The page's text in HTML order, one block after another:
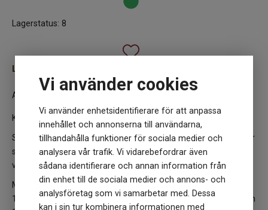
Vi använder cookies
Vi använder enhetsidentifierare för att anpassa
innehållet och annonserna till användarna,
tillhandahålla funktioner för sociala medier och
analysera vår trafik. Vi vidarebefordrar även
sådana identifierare och annan information från
din enhet till de sociala medier och annons- och
analysföretag som vi samarbetar med. Dessa
kan i sin tur kombinera informationen med
Lagerstatus: 8
Lägg till i favoriter
Art:
Katia Love Wool
Supertjockt ull/alpackagarn som passar till varma accessoarer
som mössor, pannband men passar även till att sticka eller
virka till hemmet, tex filtar, kuddar och blomkrukor.
Material: 85% virgin wool, 15% superfine alpacka Vikt/Längd:
100gram = 50 meter Stickor: 12-15 Stickfasthet: 7 maskor och